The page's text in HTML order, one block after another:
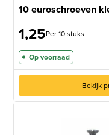
10 euroschroeven
1,25Per 10 stuks
Op voorraad
Bekijk